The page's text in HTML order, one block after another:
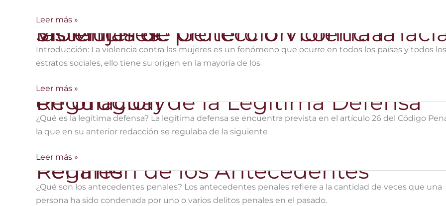
de
Activos
Cuando
se
comete
el
de
Estafa
Leer más »
Sistemas de proteccion contra la Violencia de Género o Violencia hacia las Mujeres
Introducción: La violencia contra las mujeres es un fenómeno que ocurre en todos los países y todos los
estratos sociales, ello tiene su origen en la mayoría de los
Sistemas
de
proteccion
contra
Violencia
de
Género
Leer más »
Regulación de la Legítima Defensa en Uruguay
¿Qué es la legítima defensa? La legítima defensa se encuentra prevista en el artículo 26 del Código
la que en su anterior redacción se regulaba de la siguiente
Regulación
de
la
Legítima
Leer más »
Régimen de los Antecedentes Penales
¿Qué son los antecedentes penales? Los antecedentes penales refiere a la cantidad de veces que una
persona ha sido condenada por uno o varios delitos penales en el pasado.